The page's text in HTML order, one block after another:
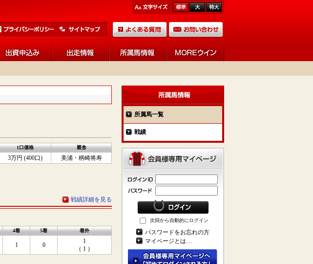
1口価格 厩舎
3万円 (400口)
美浦・柄崎将寿
戦績詳細を見る
4着 5着 着外
1 0
1
（ 1 ）
所属馬一覧
戦績
次回から自動的にログイン
パスワードをお忘れの方
マイページとは…